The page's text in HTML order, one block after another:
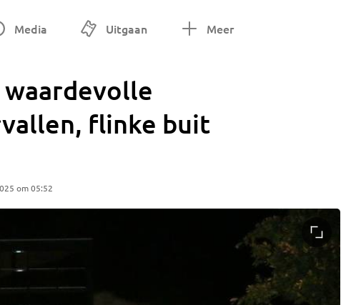
Media Uitgaan Meer
flinke buit
om 05:52